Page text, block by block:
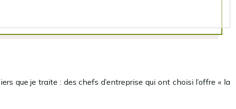
que je traite : des chefs d’entreprise qui ont choisi l’offre « la